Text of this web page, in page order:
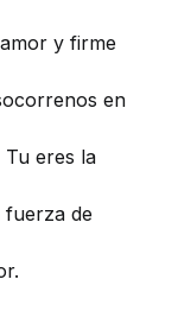
y firme
en
eres la
fuerza de